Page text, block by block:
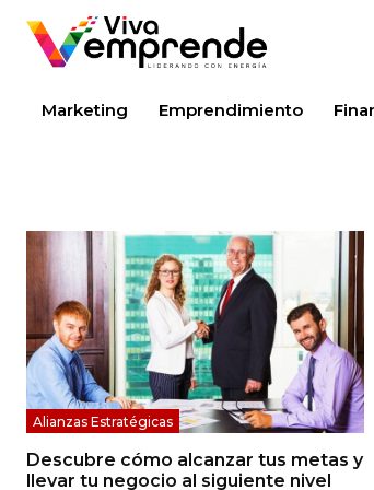
Marketing Emprendimiento
Alianzas Estratégicas
Descubre cómo alcanzar tus metas y
llevar tu negocio al siguiente nivel